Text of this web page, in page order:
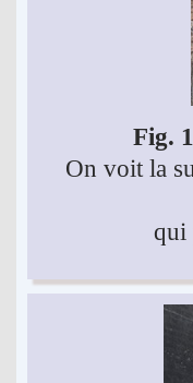
Fig.
On voit la
qui